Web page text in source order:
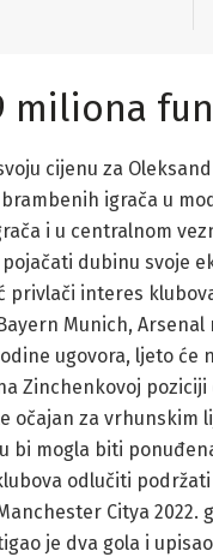
miliona
cijenu za
igrača u
i u centralnom
dubinu svoje
privlači interes
Munich,
ugovora, ljeto će
Zinchenkovoj poziciji
očajan za vrhunskim
bi mogla biti
odlučiti
Citya
je dva gola i